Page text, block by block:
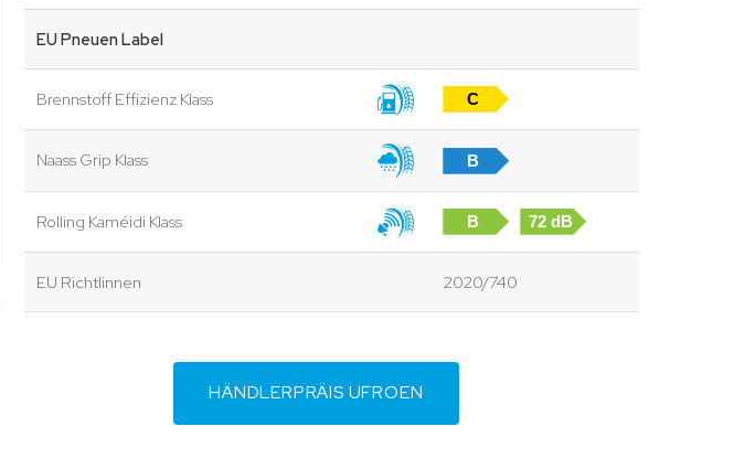
EU Pneuen Label
Brennstoff Effizienz Klass C
Naass Grip Klass B
Rolling Kaméidi Klass B 72 dB
EU Richtlinnen 2020/740
HÄNDLERPRÄIS UFROEN